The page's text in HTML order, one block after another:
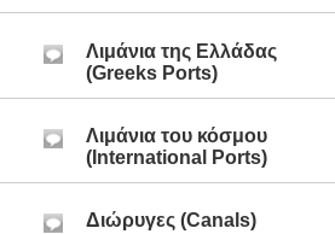
Λιμάνια της Ελλάδας
(Greeks Ports)
Λιμάνια του κόσμου
(International Ports)
Διώρυγες (Canals)